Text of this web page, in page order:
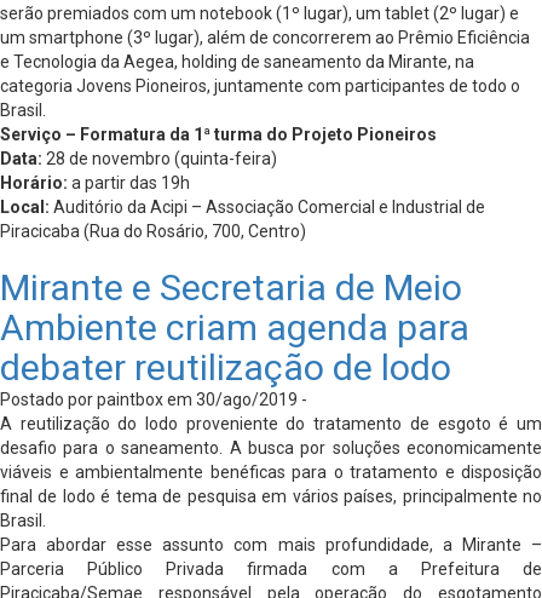
serão premiados com um notebook (1º lugar), um tablet (2º lugar) e
um smartphone (3º lugar), além de concorrerem ao Prêmio Eficiência
e Tecnologia da Aegea, holding de saneamento da Mirante, na
categoria Jovens Pioneiros, juntamente com participantes de todo o
Brasil.
Serviço – Formatura da 1ª turma do Projeto Pioneiros
Data: 28 de novembro (quinta-feira)
Horário: a partir das 19h
Local: Auditório da Acipi – Associação Comercial e Industrial de
Piracicaba (Rua do Rosário, 700, Centro)
Mirante e Secretaria de Meio
Ambiente criam agenda para
debater reutilização de lodo
Postado por paintbox em 30/ago/2019 -
A reutilização do lodo proveniente do tratamento de esgoto é um
desafio para o saneamento. A busca por soluções economicamente
viáveis e ambientalmente benéficas para o tratamento e disposição
final de lodo é tema de pesquisa em vários países, principalmente no
Brasil.
Para abordar esse assunto com mais profundidade, a Mirante –
Parceria Público Privada firmada com a Prefeitura de
Piracicaba/Semae responsável pela operação do esgotamento